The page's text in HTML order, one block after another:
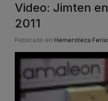
Video: Jimten
2011
Publicado en Hemeroteca